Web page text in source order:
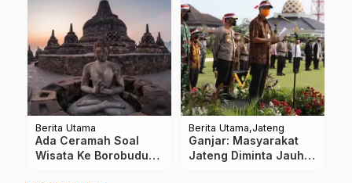
Berita Utama
Ada Ceramah Soal
Wisata Ke Borobudur
Berita Utama Jateng
Ganjar: Masyarakat
Jateng Diminta Jauhi